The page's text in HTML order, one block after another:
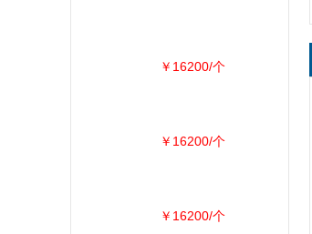
￥16200/个
￥16200/个
￥16200/个